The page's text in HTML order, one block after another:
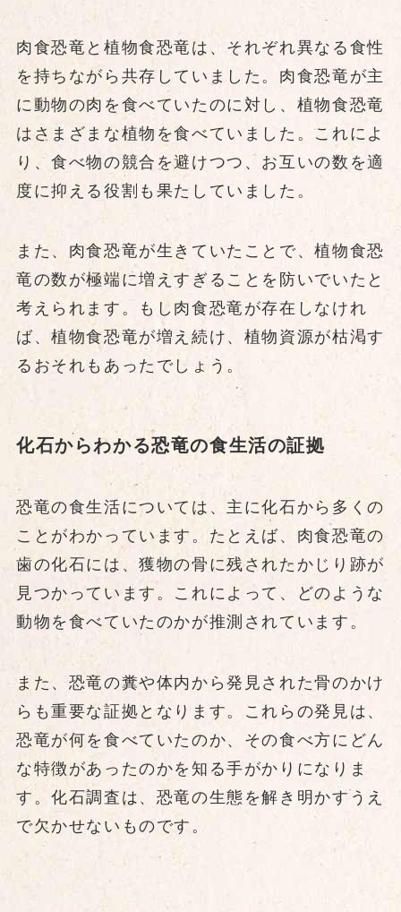
肉食恐竜と植物食恐竜は、それぞれ異なる食性
を持ちながら共存していました。肉食恐竜が主
に動物の肉を食べていたのに対し、植物食恐竜
はさまざまな植物を食べていました。これによ
り、食べ物の競合を避けつつ、お互いの数を適
度に抑える役割も果たしていました。
また、肉食恐竜が生きていたことで、植物食恐
竜の数が極端に増えすぎることを防いでいたと
考えられます。もし肉食恐竜が存在しなけれ
ば、植物食恐竜が増え続け、植物資源が枯渇す
るおそれもあったでしょう。
化石からわかる恐竜の食生活の証拠
恐竜の食生活については、主に化石から多くの
ことがわかっています。たとえば、肉食恐竜の
歯の化石には、獲物の骨に残されたかじり跡が
見つかっています。これによって、どのような
動物を食べていたのかが推測されています。
また、恐竜の糞や体内から発見された骨のかけ
らも重要な証拠となります。これらの発見は、
恐竜が何を食べていたのか、その食べ方にどん
な特徴があったのかを知る手がかりになりま
す。化石調査は、恐竜の生態を解き明かすうえ
で欠かせないものです。